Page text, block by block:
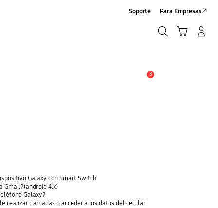
Soporte Para Empresas
3
Galaxy con Smart Switch
Gmail?(android 4.x)
Galaxy?
realizar llamadas o acceder a los datos del celular